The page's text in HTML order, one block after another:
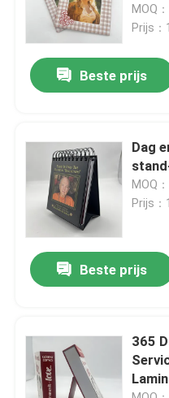
Video's
Ongeveer ons
Contacteer ons
Nieuws
Verzoek om een Citaat
Afdrukken van
Tarotkaarten drukken
MOQ
Prijs
Beste prijs
Dag
MOQ
Prijs
Beste prijs
365